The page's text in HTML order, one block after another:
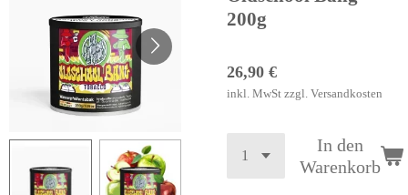
200g
26,90 €
inkl. MwSt zzgl. Versandkosten
In den
Warenkorb